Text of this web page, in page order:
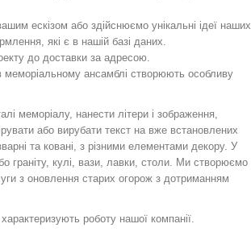
ескізом або здійснюємо унікальні ідеї наших
які є в нашій базі даних.
до доставки за адресою.
меморіальному ансамблі створюють особливу
меморіалу, нанести літери і зображення,
або вирубати текст на вже встановлених
та ковані, з різними елементами декору. У
граніту, кулі, вази, лавки, столи. Ми створюємо
з оновлення старих огорож з дотриманням
роботу нашої компанії.